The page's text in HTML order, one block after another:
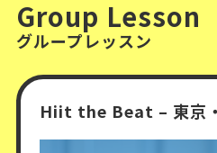
Group Lesson
グループレッスン
Hiit the Beat – 東京